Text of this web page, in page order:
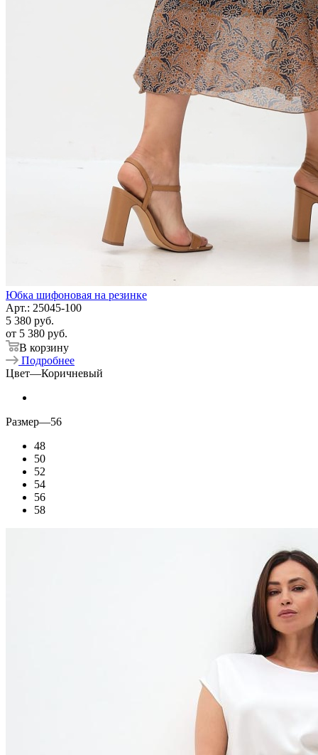
Юбка шифоновая на резинке
Арт.: 25045-100
5 380 руб.
от 5 380 руб.
В корзину
Подробнее
Цвет—Коричневый
Размер—56
48
50
52
54
56
58